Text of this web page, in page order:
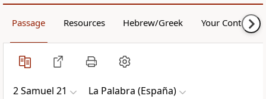
Passage Resources Hebrew/Greek Your Content
2 Samuel 21 La Palabra (España)